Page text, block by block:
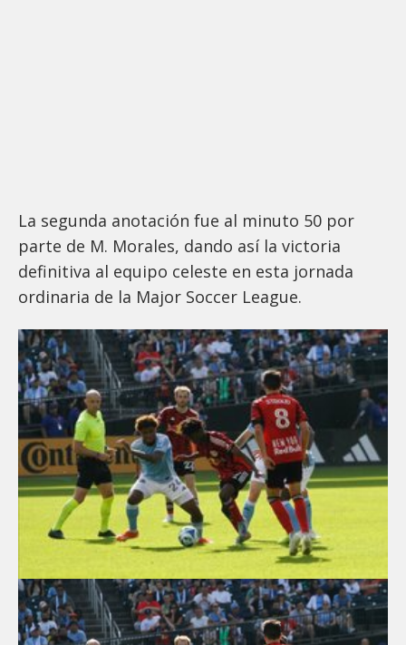
La segunda anotación fue al minuto 50 por
parte de M. Morales, dando así la victoria
definitiva al equipo celeste en esta jornada
ordinaria de la Major Soccer League.